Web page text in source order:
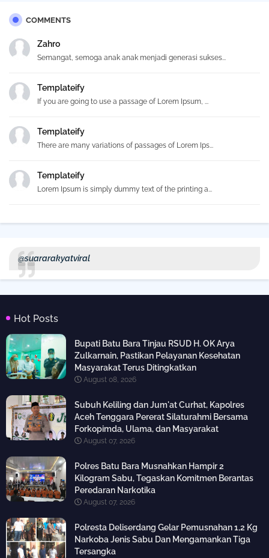
COMMENTS
Zahro
Semangat, semoga anak anak menjadi generasi sukses...
Templateify
If you are going to use a passage of Lorem Ipsum, ...
Templateify
There are many variations of passages of Lorem Ips...
Templateify
Lorem Ipsum is simply dummy text of the printing a...
@suararakyatviral
Hot Posts
Bupati Batu Bara Tinjau RSUD H. OK Arya
Zulkarnain, Pastikan Pelayanan Kesehatan
Masyarakat Terus Ditingkatkan
August 08, 2026
Subuh Keliling dan Jum'at Curhat, Kapolres
Aceh Tenggara Pererat Silaturahmi Bersama
Forkopimda, Ulama, dan Masyarakat
August 07, 2026
Polres Batu Bara Musnahkan Hampir 2
Kilogram Sabu, Tegaskan Komitmen Berantas
Peredaran Narkotika
August 07, 2026
Polresta Deliserdang Gelar Pemusnahan 1,2 Kg
Narkoba Jenis Sabu Dan Mengamankan Tiga
Tersangka